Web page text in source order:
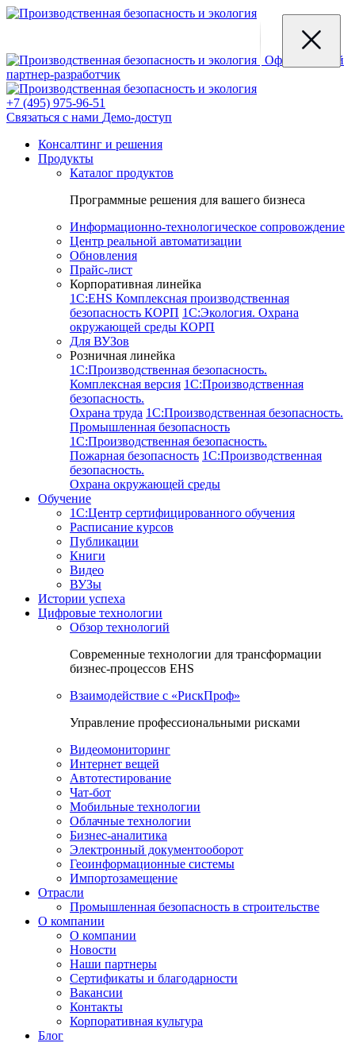
Официальный
партнер-разработчик
+7 (495) 975-96-51
Связаться с нами Демо-доступ
Консалтинг и решения
Продукты
Каталог продуктов
Программные решения для вашего бизнеса
Информационно-технологическое сопровождение
Центр реальной автоматизации
Обновления
Прайс-лист
Корпоративная линейка
1С:EHS Комплексная производственная
безопасность КОРП 1С:Экология. Охрана
окружающей среды КОРП
Для ВУЗов
Розничная линейка
1C:Производственная безопасность.
Комплексная версия 1C:Производственная
безопасность.
Охрана труда 1C:Производственная безопасность.
Промышленная безопасность
1C:Производственная безопасность.
Пожарная безопасность 1C:Производственная
безопасность.
Охрана окружающей среды
Обучение
1C:Центр сертифицированного обучения
Расписание курсов
Публикации
Книги
Видео
ВУЗы
Истории успеха
Цифровые технологии
Обзор технологий
Современные технологии для трансформации
бизнес-процессов EHS
Взаимодействие с «РискПроф»
Управление профессиональными рисками
Видеомониторинг
Интернет вещей
Автотестирование
Чат-бот
Мобильные технологии
Облачные технологии
Бизнес-аналитика
Электронный документооборот
Геоинформационные системы
Импортозамещение
Отрасли
Промышленная безопасность в строительстве
О компании
О компании
Новости
Наши партнеры
Сертификаты и благодарности
Вакансии
Контакты
Корпоративная культура
Блог